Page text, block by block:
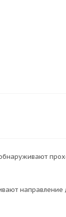
направление